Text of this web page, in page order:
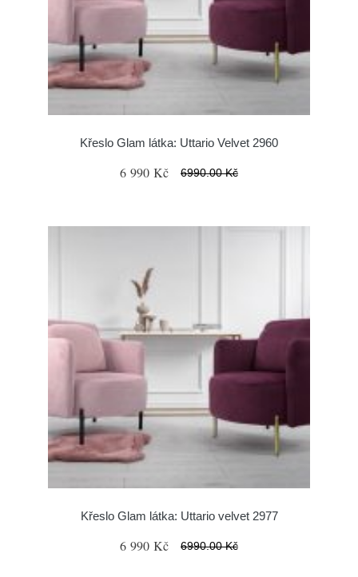
Křeslo Glam látka: Uttario Velvet 2960
6 990 Kč 6990.00 Kč
Křeslo Glam látka: Uttario velvet 2977
6 990 Kč 6990.00 Kč